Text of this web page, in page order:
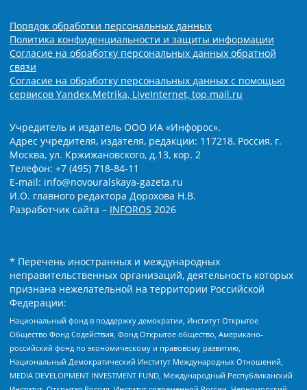
Порядок обработки персональных данных
Политика конфиденциальности и защиты информации
Согласие на обработку персональных данных обратной
связи
Согласие на обработку персональных данных с помощью
сервисов Yandex.Metrika, LiveInternet, top.mail.ru
Учредитель и издатель ООО ИА «Инфорос».
Адрес учредителя, издателя, редакции: 117218, Россия, г.
Москва, ул. Кржижановского, д.13, кор. 2
Телефон: +7 (495) 718-84-11
E-mail: info@novouralskaya-gazeta.ru
И.О. главного редактора Дорохова Н.В.
Разработчик сайта – INFOROS 2026
* Перечень иностранных и международных
неправительственных организаций, деятельность которых
признана нежелательной на территории Российской
Федерации:
Национальный фонд в поддержку демократии, Институт Открытое
Общество Фонд Содействия, Фонд Открытое общество, Американо-
российский фонд по экономическому и правовому развитию,
Национальный Демократический Институт Международных Отношений,
MEDIA DEVELOPMENT INVESTMENT FUND, Международный Республиканский